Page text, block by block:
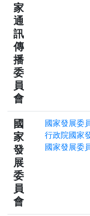
家
通
訊
傳
播
委
員
會
國
家
發
展
委
員
會
國家發展委
行政院國家
國家發展委